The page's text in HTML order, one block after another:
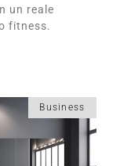
un reale
fitness.
Business